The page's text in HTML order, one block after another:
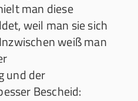
man diese
weil man sie sich
weiß man
und der
Bescheid: